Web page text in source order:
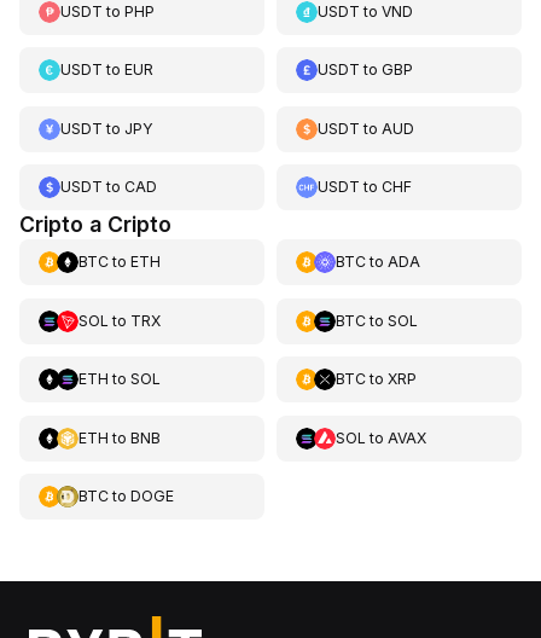
USDT to PHP USDT toVND
USDT to EUR USDT toGBP
USDT to JPY USDT to AUD
USDT to CAD USDT toCHF
Cripto a Cripto
BTCto ETH BTCto ADA
SOL to TRX BTCto SOL
ETH to SOL BTCto XRP
ETH to BNB SOL to AVAX
BTCto DOGE